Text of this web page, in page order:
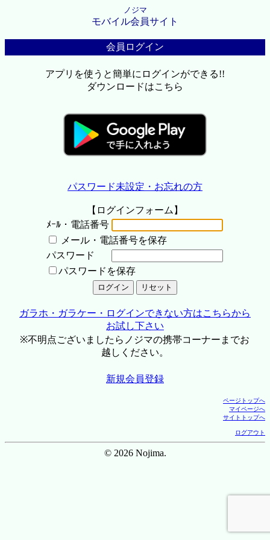
ノジマ
モバイル会員サイト
会員ログイン
アプリを使うと簡単にログインができる!!
ダウンロードはこちら
パスワード未設定・お忘れの方
【ログインフォーム】
ﾒｰﾙ・電話番号
メール・電話番号を保存
パスワード
パスワードを保存
ガラホ・ガラケー・ログインできない方はこちらから
お試し下さい
※不明点ございましたらノジマの携帯コーナーまでお
越しください。
新規会員登録
ページトップへ
マイページへ
サイトトップへ
ログアウト
© 2026 Nojima.